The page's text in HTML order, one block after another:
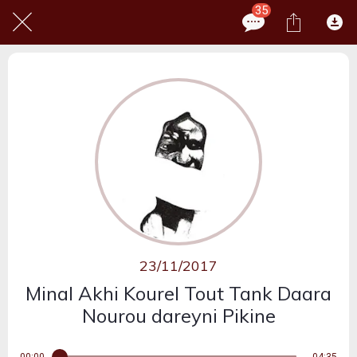
35
23/11/2017
Minal Akhi Kourel Tout Tank Daara
Nourou dareyni Pikine